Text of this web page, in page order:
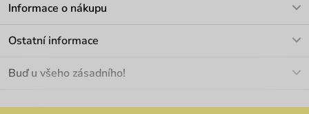
Informace o nákupu
Materiály a údržba
Ostatní informace
Velkoobchod
Buď u všeho zásadního!